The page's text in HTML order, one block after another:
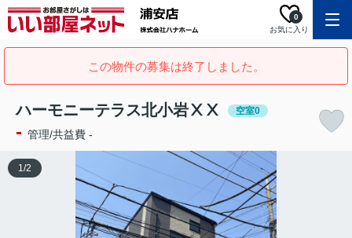
お気に入り
0
この物件の募集は終了しました。
ハーモニーテラス北小岩ⅩⅩ 空室0
- 管理/共益費 -
1/2